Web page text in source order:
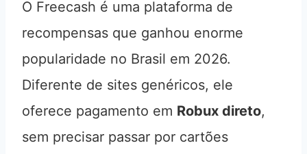
O Freecash é uma plataforma de
recompensas que ganhou enorme
popularidade no Brasil em 2026.
Diferente de sites genéricos, ele
oferece pagamento em Robux direto,
sem precisar passar por cartões